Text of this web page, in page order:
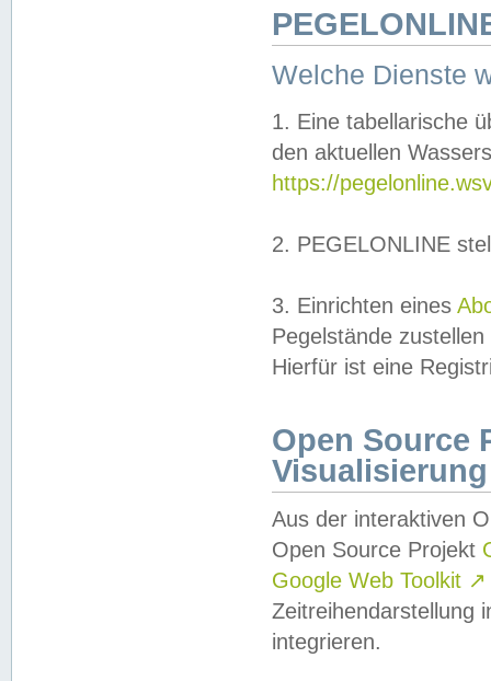
Welche Dienste
1. Eine tabellarische
den aktuellen
https://
2. PEGELONLINE
3. Einrichten eines
Pegelstände
Hierfür ist eine
Open Source
Visualisierung
Aus der interaktiven
Open Source Projekt
Google Web Toolkit ↗
Zeitreihendarstellung
integrieren.